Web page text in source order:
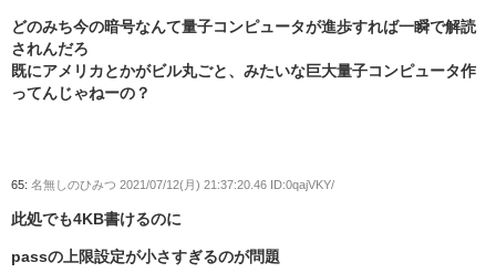
どのみち今の暗号なんて量子コンピュータが進歩すれば一瞬で解読
されんだろ
既にアメリカとかがビル丸ごと、みたいな巨大量子コンピュータ作
ってんじゃねーの？
65: 名無しのひみつ 2021/07/12(月) 21:37:20.46 ID:0qajVKY/
此処でも4KB書けるのに
passの上限設定が小さすぎるのが問題